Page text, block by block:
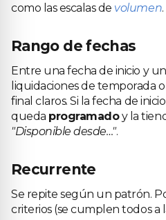
como las escalas de volumen.
Rango de fechas
Entre una fecha de inicio y
liquidaciones de temporada
final claros. Si la fecha de
queda programadoy la
"Disponible desde…".
Recurrente
Se repite según un patrón.
criterios (se cumplen todos a